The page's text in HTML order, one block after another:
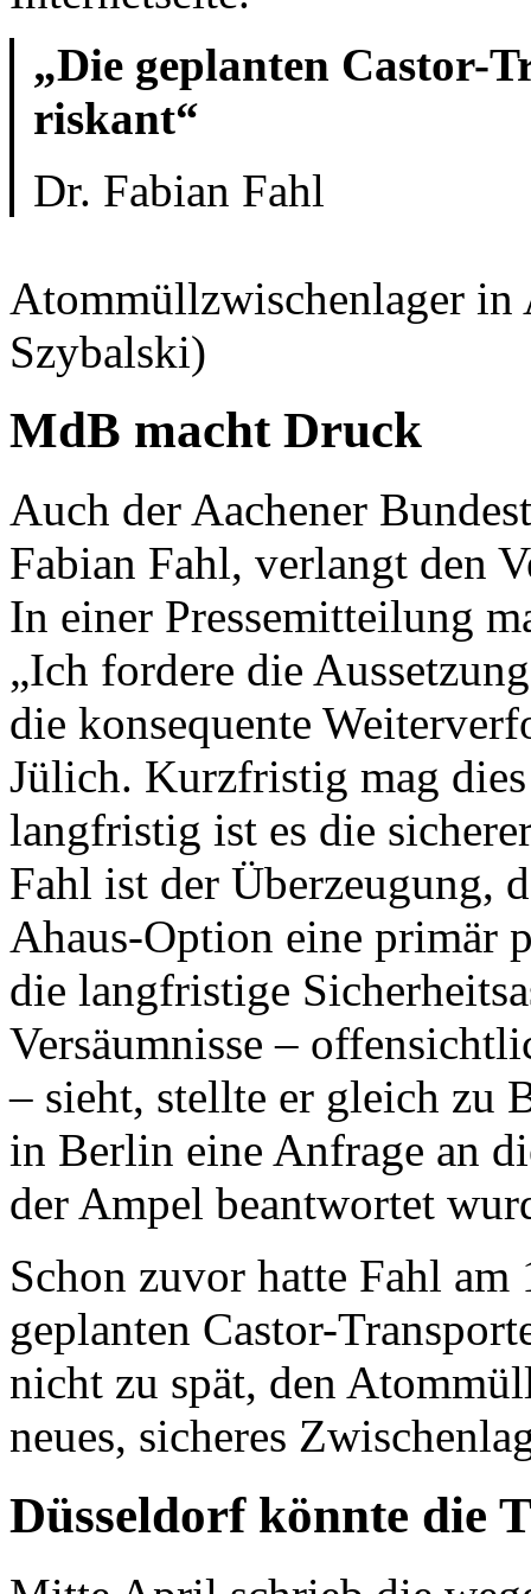
„Die geplanten Castor-
riskant“
Dr. Fabian Fahl
Atommüllzwischenlager
Szybalski)
MdB macht Druck
Auch der Aachener
Fabian Fahl, verlangt den
In einer Pressemitteilung
„Ich fordere die
die konsequente
Jülich. Kurzfristig mag
langfristig ist es die
Fahl ist der Überzeugung,
Ahaus-Option eine primär
die langfristige
Versäumnisse –
– sieht, stellte er gleich zu
in Berlin eine Anfrage an
der Ampel beantwortet
Schon zuvor hatte Fahl
geplanten Castor-
nicht zu spät, den
neues, sicheres
Düsseldorf könnte die